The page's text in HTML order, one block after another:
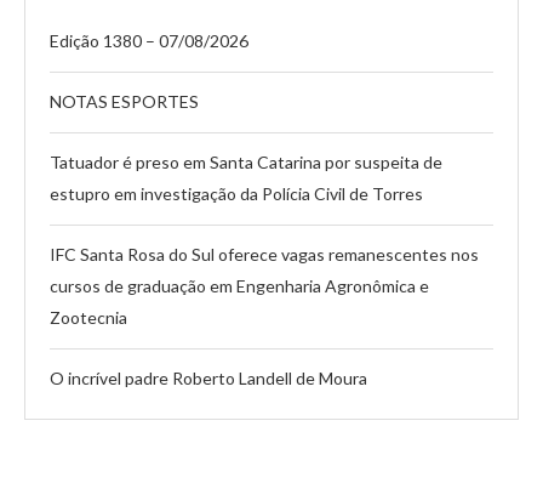
Edição 1380 – 07/08/2026
NOTAS ESPORTES
Tatuador é preso em Santa Catarina por suspeita de
estupro em investigação da Polícia Civil de Torres
IFC Santa Rosa do Sul oferece vagas remanescentes nos
cursos de graduação em Engenharia Agronômica e
Zootecnia
O incrível padre Roberto Landell de Moura